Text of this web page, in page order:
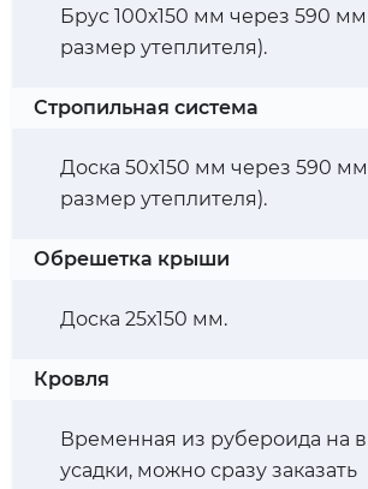
Брус 100х150 мм через 590
размер утеплителя).
Стропильная система
Доска 50х150 мм через 590
размер утеплителя).
Обрешетка крыши
Доска 25х150 мм.
Кровля
Временная из рубероида на
усадки, можно сразу заказать